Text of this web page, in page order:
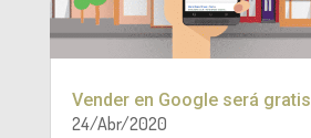
Vender en Google será gratis
24/Abr/2020